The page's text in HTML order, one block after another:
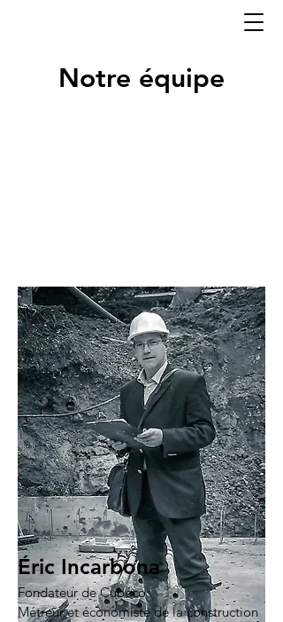
Notre équipe
Éric Incarbona
Fondateur de Cubéco
Métreur et économiste de la construction